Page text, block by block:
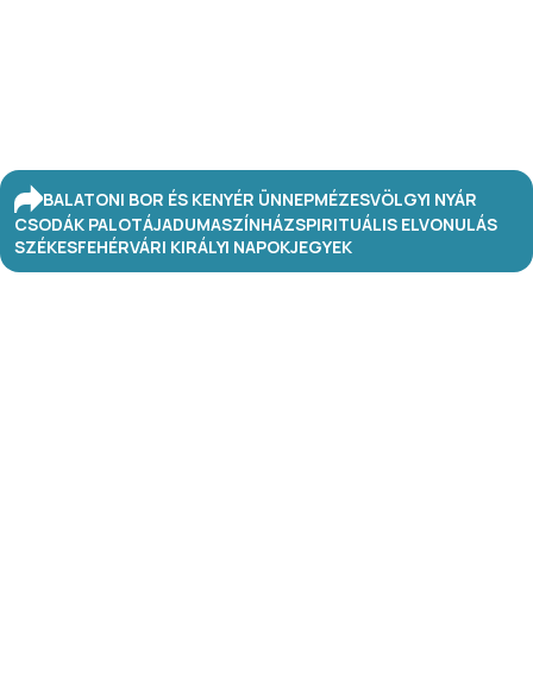
BALATONI BOR ÉS KENYÉR ÜNNEPMÉZESVÖLGYI NYÁR
CSODÁK PALOTÁJADUMASZÍNHÁZSPIRITUÁLIS ELVONULÁS
SZÉKESFEHÉRVÁRI KIRÁLYI NAPOKJEGYEK